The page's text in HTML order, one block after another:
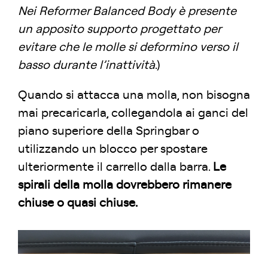
Nei Reformer Balanced Body è presente
un apposito supporto progettato per
evitare che le molle si deformino verso il
basso durante l’inattività.)
Quando si attacca una molla, non bisogna
mai precaricarla, collegandola ai ganci del
piano superiore della Springbar o
utilizzando un blocco per spostare
ulteriormente il carrello dalla barra. Le
spirali della molla dovrebbero rimanere
chiuse o quasi chiuse.